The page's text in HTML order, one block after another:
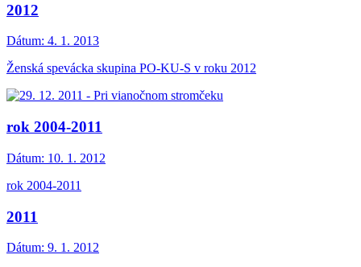
2012
Dátum: 4. 1. 2013
Ženská spevácka skupina PO-KU-S v roku 2012
rok 2004-2011
Dátum: 10. 1. 2012
rok 2004-2011
2011
Dátum: 9. 1. 2012